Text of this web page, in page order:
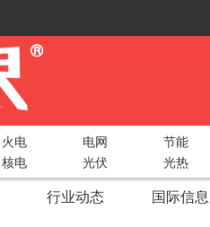
火电 电网
节能
核电 光伏 光热
行业动态 国际信息